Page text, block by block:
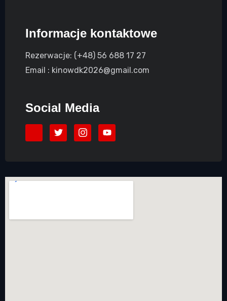
Informacje kontaktowe
Rezerwacje: (+48) 56 688 17 27
Email : kinowdk2026@gmail.com
Social Media